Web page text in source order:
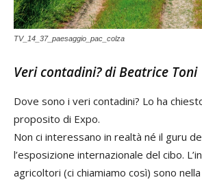
TV_14_37_paesaggio_pac_colza
Veri contadini? diBeatrice Toni
Dove sono i veri contadini? Lo ha
proposito di Expo.
Non ci interessano in realtà né il guru
l’esposizione internazionale del cibo.
agricoltori (ci chiamiamo così) sono